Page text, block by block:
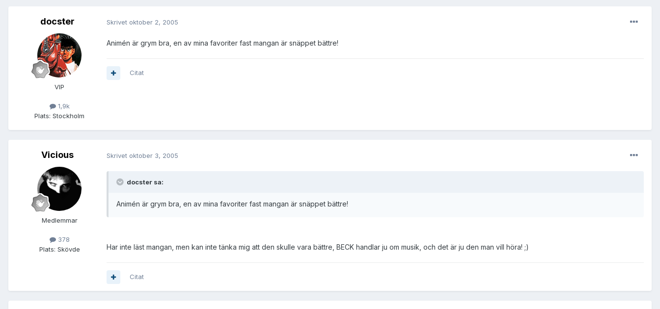
docster
VIP
1,9k
Plats: Stockholm
Skrivet oktober 2, 2005
Animén är grym bra, en av mina favoriter fast mangan är snäppet bättre!
Citat
Vicious
Medlemmar
378
Plats: Skövde
Skrivet oktober 3, 2005
docster sa:
Animén är grym bra, en av mina favoriter fast mangan är snäppet bättre!
Har inte läst mangan, men kan inte tänka mig att den skulle vara bättre, BECK handlar ju om musik, och det är ju den man vill höra! ;)
Citat